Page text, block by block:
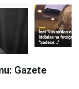
Gazete